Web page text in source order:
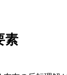
素